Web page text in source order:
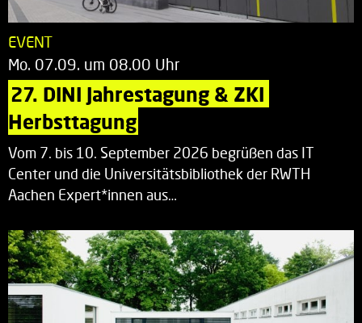
EVENT
Mo. 07.09. um 08.00 Uhr
27. DINI Jahrestagung & ZKI
Herbsttagung
Vom 7. bis 10. September 2026 begrüßen das IT
Center und die Universitätsbibliothek der RWTH
Aachen Expert*innen aus…